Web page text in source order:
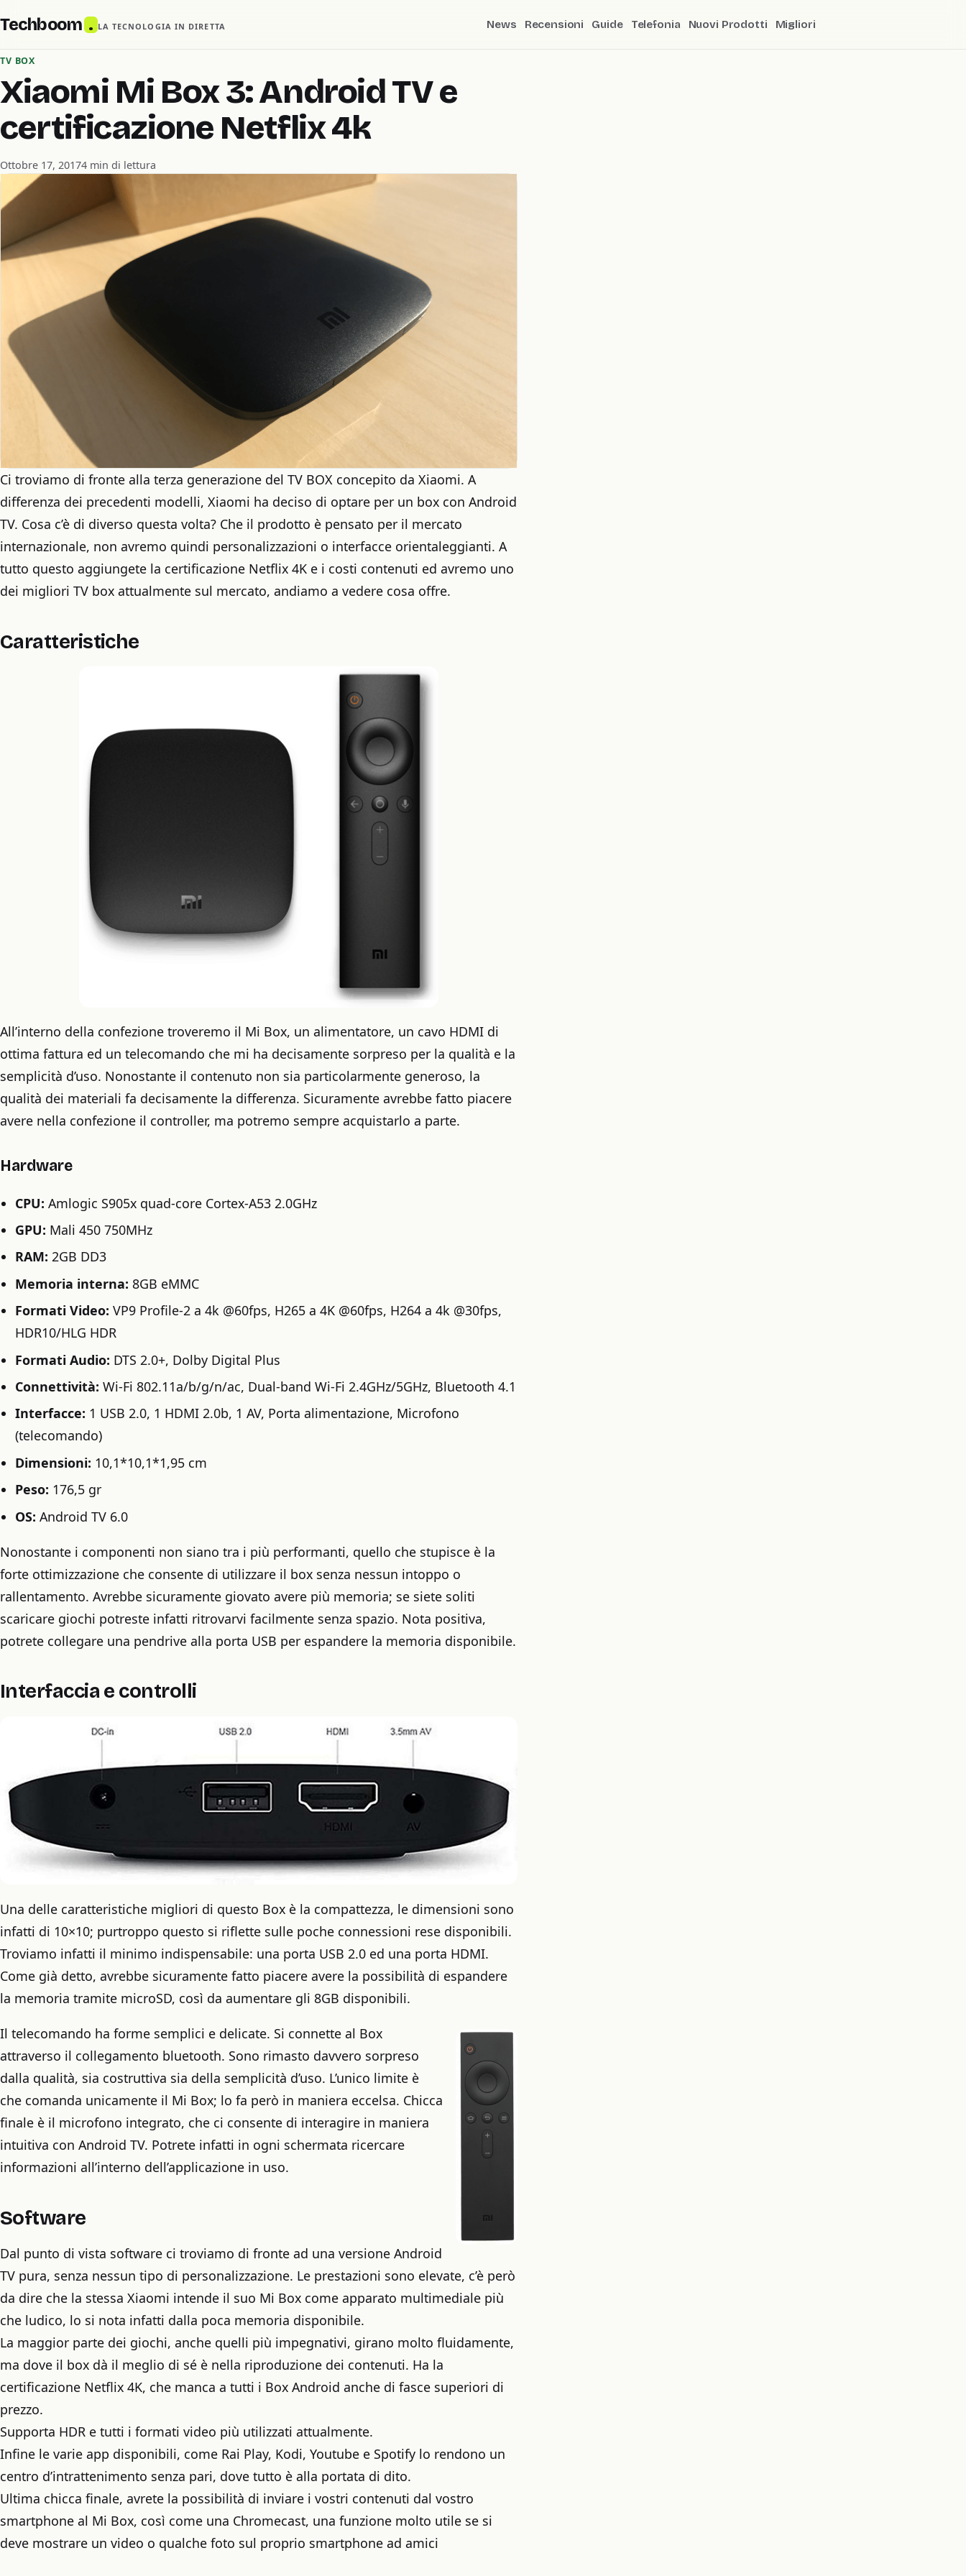
Techboom . LA TECNOLOGIA IN DIRETTA News Recensioni Guide Telefonia Nuovi Prodotti Migliori
TV BOX
Xiaomi Mi Box 3: Android TV e
certificazione Netflix 4k
Ottobre 17, 20174 min di lettura
Ci troviamo di fronte alla terza generazione del TV BOX concepito da Xiaomi. A
differenza dei precedenti modelli, Xiaomi ha deciso di optare per un box con Android
TV. Cosa c’è di diverso questa volta? Che il prodotto è pensato per il mercato
internazionale, non avremo quindi personalizzazioni o interfacce orientaleggianti. A
tutto questo aggiungete la certificazione Netflix 4K e i costi contenuti ed avremo uno
dei migliori TV box attualmente sul mercato, andiamo a vedere cosa offre.
Caratteristiche
All’interno della confezione troveremo il Mi Box, un alimentatore, un cavo HDMI di
ottima fattura ed un telecomando che mi ha decisamente sorpreso per la qualità e la
semplicità d’uso. Nonostante il contenuto non sia particolarmente generoso, la
qualità dei materiali fa decisamente la differenza. Sicuramente avrebbe fatto piacere
avere nella confezione il controller, ma potremo sempre acquistarlo a parte.
Hardware
CPU: Amlogic S905x quad-core Cortex-A53 2.0GHz
GPU: Mali 450 750MHz
RAM: 2GB DD3
Memoria interna: 8GB eMMC
Formati Video: VP9 Profile-2 a 4k @60fps, H265 a 4K @60fps, H264 a 4k @30fps,
HDR10/HLG HDR
Formati Audio: DTS 2.0+, Dolby Digital Plus
Connettività: Wi-Fi 802.11a/b/g/n/ac, Dual-band Wi-Fi 2.4GHz/5GHz, Bluetooth 4.1
Interfacce: 1 USB 2.0, 1 HDMI 2.0b, 1 AV, Porta alimentazione, Microfono
(telecomando)
Dimensioni: 10,1*10,1*1,95 cm
Peso: 176,5 gr
OS: Android TV 6.0
Nonostante i componenti non siano tra i più performanti, quello che stupisce è la
forte ottimizzazione che consente di utilizzare il box senza nessun intoppo o
rallentamento. Avrebbe sicuramente giovato avere più memoria; se siete soliti
scaricare giochi potreste infatti ritrovarvi facilmente senza spazio. Nota positiva,
potrete collegare una pendrive alla porta USB per espandere la memoria disponibile.
Interfaccia e controlli
Una delle caratteristiche migliori di questo Box è la compattezza, le dimensioni sono
infatti di 10×10; purtroppo questo si riflette sulle poche connessioni rese disponibili.
Troviamo infatti il minimo indispensabile: una porta USB 2.0 ed una porta HDMI.
Come già detto, avrebbe sicuramente fatto piacere avere la possibilità di espandere
la memoria tramite microSD, così da aumentare gli 8GB disponibili.
Il telecomando ha forme semplici e delicate. Si connette al Box
attraverso il collegamento bluetooth. Sono rimasto davvero sorpreso
dalla qualità, sia costruttiva sia della semplicità d’uso. L’unico limite è
che comanda unicamente il Mi Box; lo fa però in maniera eccelsa. Chicca
finale è il microfono integrato, che ci consente di interagire in maniera
intuitiva con Android TV. Potrete infatti in ogni schermata ricercare
informazioni all’interno dell’applicazione in uso.
Software
Dal punto di vista software ci troviamo di fronte ad una versione Android
TV pura, senza nessun tipo di personalizzazione. Le prestazioni sono elevate, c’è però
da dire che la stessa Xiaomi intende il suo Mi Box come apparato multimediale più
che ludico, lo si nota infatti dalla poca memoria disponibile.
La maggior parte dei giochi, anche quelli più impegnativi, girano molto fluidamente,
ma dove il box dà il meglio di sé è nella riproduzione dei contenuti. Ha la
certificazione Netflix 4K, che manca a tutti i Box Android anche di fasce superiori di
prezzo.
Supporta HDR e tutti i formati video più utilizzati attualmente.
Infine le varie app disponibili, come Rai Play, Kodi, Youtube e Spotify lo rendono un
centro d’intrattenimento senza pari, dove tutto è alla portata di dito.
Ultima chicca finale, avrete la possibilità di inviare i vostri contenuti dal vostro
smartphone al Mi Box, così come una Chromecast, una funzione molto utile se si
deve mostrare un video o qualche foto sul proprio smartphone ad amici